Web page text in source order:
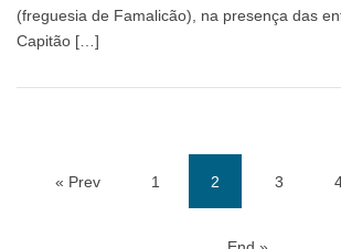
(freguesia de Famalicão), na presença das
Capitão […]
« Prev 1 2 3